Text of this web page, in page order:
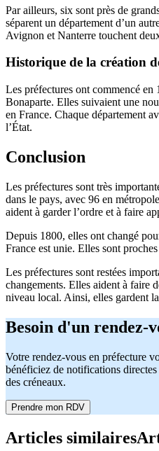
Par ailleurs, six sont près de
séparent un département d’un
Avignon et Nanterre touchent
Historique de la création
Les préfectures ont commencé en
Bonaparte. Elles suivaient une
en France. Chaque département
l’État.
Conclusion
Les préfectures sont très
dans le pays, avec 96 en
aident à garder l’ordre et à faire
Depuis 1800, elles ont changé
France est unie. Elles sont
Les préfectures sont restées
changements. Elles aident à faire
niveau local. Ainsi, elles gardent
Besoin d'un rendez-
Votre rendez-vous en préfecture
bénéficiez de notifications
des créneaux.
Prendre mon RDV
Articles similaires